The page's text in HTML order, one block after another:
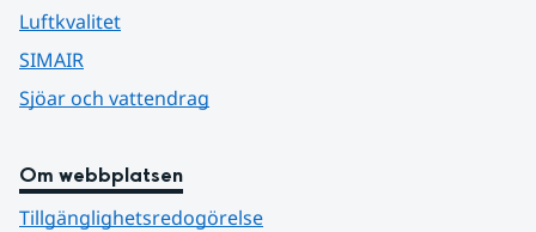
Luftkvalitet
SIMAIR
Sjöar och vattendrag
Om webbplatsen
Tillgänglighetsredogörelse